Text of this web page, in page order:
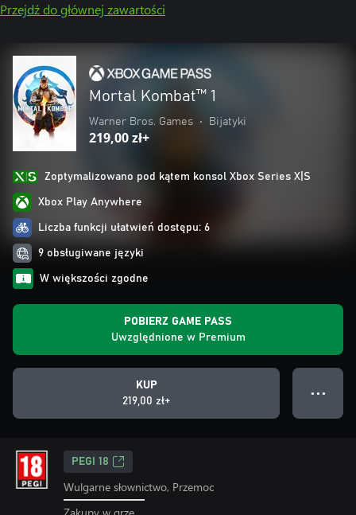
Przejdź do głównej zawartości
Mortal Kombat™ 1
Warner Bros. Games • Bijatyki
219,00 zł+
Zoptymalizowano pod kątem konsol Xbox Series X|S
Xbox Play Anywhere
Liczba funkcji ułatwień dostępu: 6
9 obsługiwane języki
W większości zgodne
POBIERZ GAME PASS
Uwzględnione w Premium
KUP
219,00 zł+
● ● ●
PEGI 18
Wulgarne słownictwo, Przemoc
Zakupy w grze